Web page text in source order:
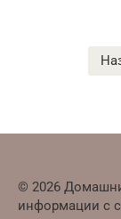
© 2026
информации с